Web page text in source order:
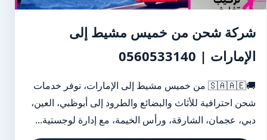
شركة شحن من خميس مشيط إلى
الإمارات | 0560533140
🚚🇸🇦🇦🇪 من خميس مشيط إلى الإمارات، نوفر خدمات
شحن احترافية للأثاث والبضائع والطرود إلى أبوظبي، العين،
دبي، عجمان، الشارقة، ورأس الخيمة، مع إدارة لوجستية...